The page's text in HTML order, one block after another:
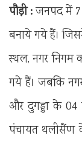
पौड़ी :जनपद में 7
बनाये गये हैं।
स्थल, नगर निगम
गये हैं। जबकि
और दुगड्डा के 04
पंचायत थलीसैंण